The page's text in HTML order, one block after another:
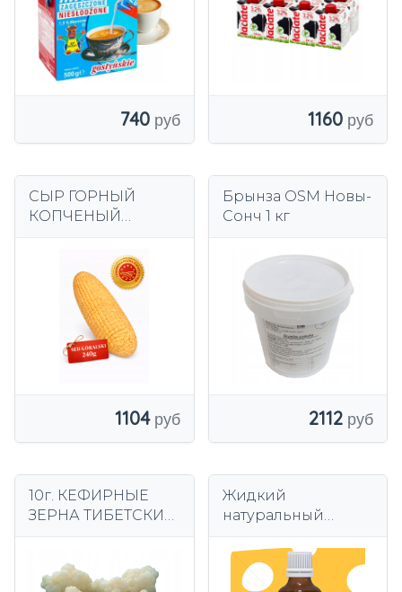
740 1160
СЫР ГОРНЫЙ
КОПЧЕНЫЙ
СЕРТИФИКАТ
КАЧЕСТВА
ПРЕМИУМ
РЕГИОНАЛЬНЫЙ
ПРОДУКТ
1104
Брынза OSM Новы-
Сонч 1 кг
2112
10г. КЕФИРНЫЕ
ЗЕРНА ТИБЕТСКИЙ
ИНСТРУКЦИЯ
Жидкий
натуральный
фермент 50 мл